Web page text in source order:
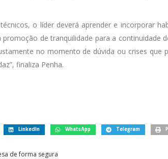
o líder deverá aprender e incorporar
de tranquilidade para a
no momento de dúvida ou crises
finaliza Penha.
LinkedIn WhatsApp Telegram
de forma segura